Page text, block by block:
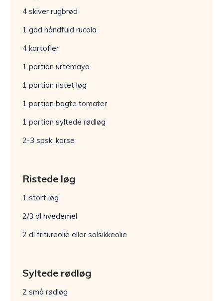
4 skiver rugbrød
1 god håndfuld rucola
4 kartofler
1 portion urtemayo
1 portion ristet løg
1 portion bagte tomater
1 portion syltede rødløg
2-3 spsk. karse
Ristede løg
1 stort løg
2/3 dl hvedemel
2 dl fritureolie eller solsikkeolie
Syltede rødløg
2 små rødløg